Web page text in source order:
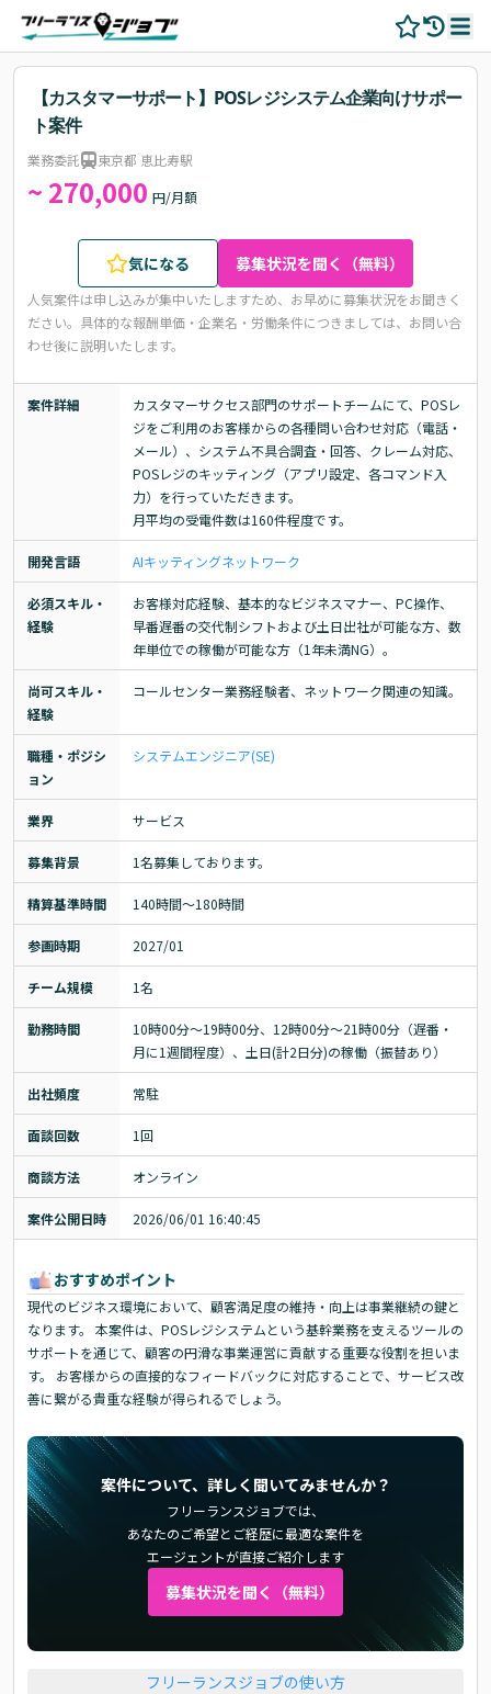
【カスタマーサポート】POSレジシステム企業向けサポー
ト案件
業務委託 東京都 恵比寿駅
~ 270,000 円/月額
気になる 募集状況を聞く（無料）
人気案件は申し込みが集中いたしますため、お早めに募集状況をお聞きく
ださい。 具体的な報酬単価・企業名・労働条件につきましては、お問い合
わせ後に説明いたします。
案件詳細
カスタマーサクセス部門のサポートチームにて、POSレ
ジをご利用のお客様からの各種問い合わせ対応（電話・
メール）、システム不具合調査・回答、クレーム対応、
POSレジのキッティング（アプリ設定、各コマンド入
力）を行っていただきます。
月平均の受電件数は160件程度です。
開発言語 AIキッティングネットワーク
必須スキル・
経験
お客様対応経験、基本的なビジネスマナー、PC操作、
早番遅番の交代制シフトおよび土日出社が可能な方、数
年単位での稼働が可能な方（1年未満NG）。
尚可スキル・
経験
コールセンター業務経験者、ネットワーク関連の知識。
職種・ポジシ
ョン
システムエンジニア(SE)
業界 サービス
募集背景 1名募集しております。
精算基準時間 140時間〜180時間
参画時期 2027/01
チーム規模 1名
勤務時間
10時00分〜19時00分、12時00分〜21時00分（遅番・
月に1週間程度）、土日(計2日分)の稼働（振替あり）
出社頻度 常駐
面談回数 1回
商談方法 オンライン
案件公開日時 2026/06/01 16:40:45
おすすめポイント
現代のビジネス環境において、顧客満足度の維持・向上は事業継続の鍵と
なります。 本案件は、POSレジシステムという基幹業務を支えるツールの
サポートを通じて、顧客の円滑な事業運営に貢献する重要な役割を担いま
す。 お客様からの直接的なフィードバックに対応することで、サービス改
善に繋がる貴重な経験が得られるでしょう。
案件について、詳しく聞いてみませんか？
フリーランスジョブでは、
あなたのご希望とご経歴に最適な案件を
エージェントが直接ご紹介します
募集状況を聞く（無料）
フリーランスジョブの使い方